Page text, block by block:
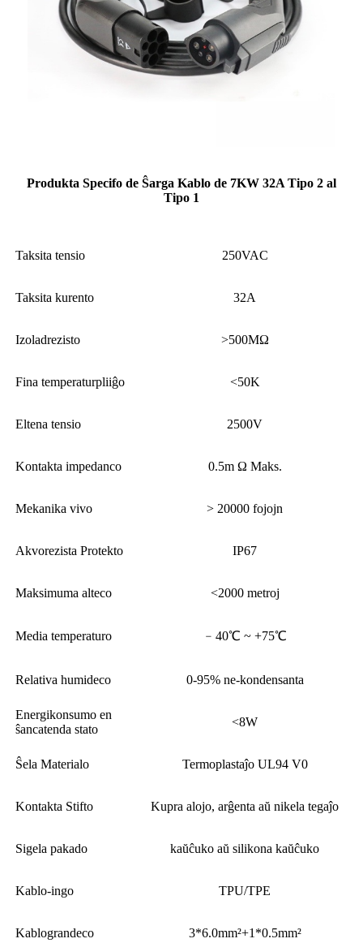
Produkta Specifo de Ŝarga Kablo de 7KW 32A Tipo 2 al
Tipo 1
Taksita tensio 250VAC
Taksita kurento 32A
Izoladrezisto >500MΩ
Fina temperaturpliiĝo <50K
Eltena tensio 2500V
Kontakta impedanco 0.5m Ω Maks.
Mekanika vivo > 20000 fojojn
Akvorezista Protekto IP67
Maksimuma alteco <2000 metroj
Media temperaturo ﹣40℃ ~ +75℃
Relativa humideco 0-95% ne-kondensanta
Energikonsumo en
ŝancatenda stato
<8W
Ŝela Materialo Termoplastaĵo UL94 V0
Kontakta Stifto Kupra alojo, arĝenta aŭ nikela tegaĵo
Sigela pakado kaŭĉuko aŭ silikona kaŭĉuko
Kablo-ingo TPU/TPE
Kablograndeco 3*6.0mm²+1*0.5mm²